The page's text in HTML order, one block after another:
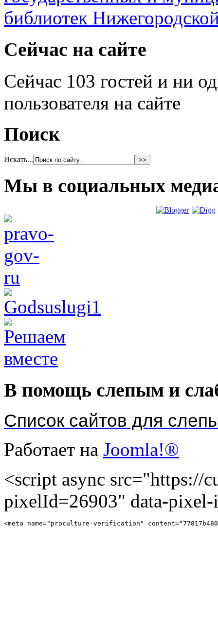
Сейчас на сайте
Сейчас 103 гостей и ни
пользователя на сайте
Поиск
Искать...
Мы в социальных
В помощь слепым и
Список сайтов для
Работает на Joomla!®
<script async src="https://
pixelId=26903" data-
<meta name="proculture-verification"